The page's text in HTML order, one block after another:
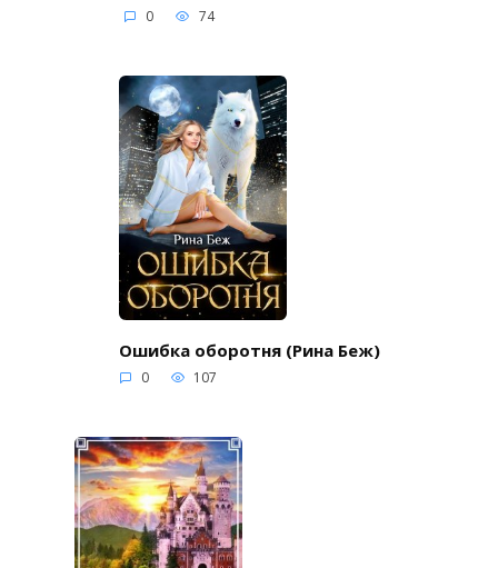
0 74
Ошибка оборотня (Рина Беж)
0 107